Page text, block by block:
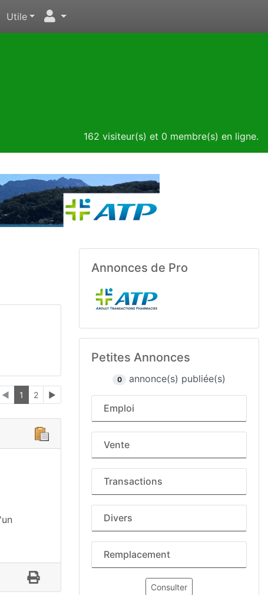
Utile
162 visiteur(s) et 0 membre(s) en ligne.
◄ 1 2 ►
Annonces de Pro
Petites Annonces
0 annonce(s) publiée(s)
Emploi
Vente
Transactions
Divers
Remplacement
Consulter